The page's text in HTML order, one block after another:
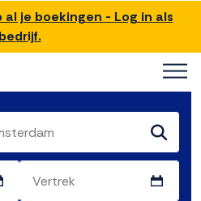
je boekingen - Log in als
bedrijf.